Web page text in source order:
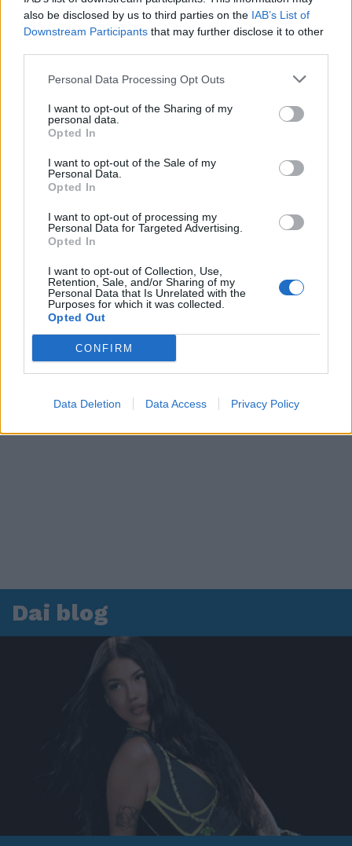
also be disclosed by us to third parties on the IAB’s List of
Downstream Participants that may further disclose it to other
Personal Data Processing Opt Outs
I want to opt-out of the Sharing of my
personal data.
Opted In
I want to opt-out of the Sale of my
Personal Data.
Opted In
I want to opt-out of processing my
Personal Data for Targeted Advertising.
Opted In
I want to opt-out of Collection, Use,
Retention, Sale, and/or Sharing of my
Personal Data that Is Unrelated with the
Purposes for which it was collected.
Opted Out
CONFIRM
Data Deletion Data Access Privacy Policy
Dai blog